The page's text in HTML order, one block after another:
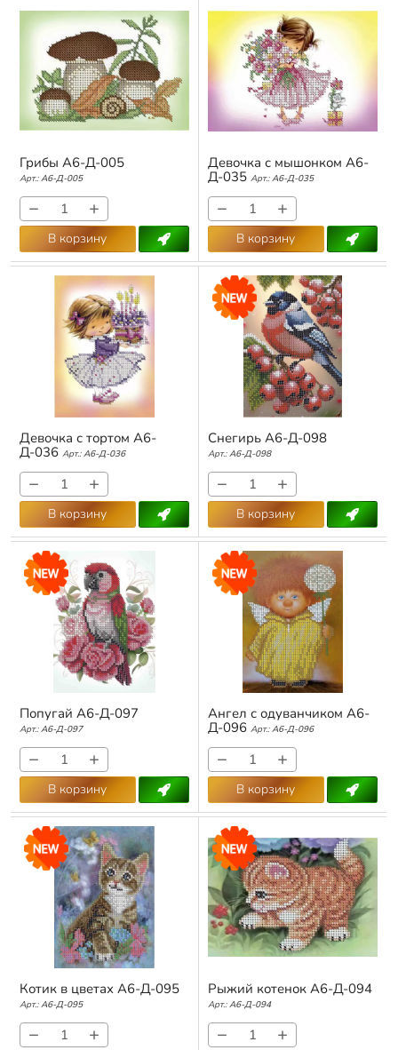
Грибы А6-Д-005
Арт.: А6-Д-005
− +
В корзину
Девочка с мышонком А6-
Д-035 Арт.: А6-Д-035
− +
В корзину
Девочка с тортом А6-
Д-036 Арт.: А6-Д-036
− +
В корзину
Снегирь А6-Д-098
Арт.: А6-Д-098
− +
В корзину
Попугай А6-Д-097
Арт.: А6-Д-097
− +
В корзину
Ангел с одуванчиком А6-
Д-096 Арт.: А6-Д-096
− +
В корзину
Котик в цветах А6-Д-095
Арт.: А6-Д-095
− +
Рыжий котенок А6-Д-094
Арт.: А6-Д-094
− +